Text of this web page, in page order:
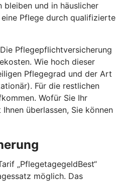
bleiben und in häuslicher
Pflege durch qualifizierte
Pflegepflichtversicherung
Wie hoch dieser
Pflegegrad und der Art
Für die restlichen
Wofür Sie Ihr
überlassen, Sie können
„PflegetagegeldBest“
möglich. Das